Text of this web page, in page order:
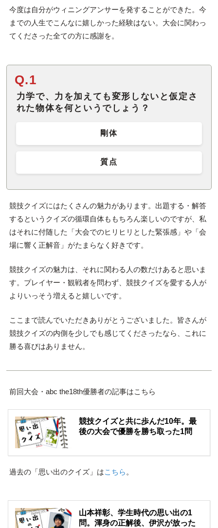
今度は自分がウィニングアンサーを発することができた。今
までの人生でこんなに嬉しかった経験はない。大会に関わっ
てくださった全ての方に感謝を。
Q.1
力学で、力を加えても変形しないと仮定さ
れた物体を何というでしょう？
剛体
質点
競技クイズにはたくさんの魅力があります。出題する・解答
するというクイズの循環自体ももちろん楽しいのですが、私
はそれに付随した「大会でのヒリヒリとした緊張感」や「会
場に響く正解音」がたまらなく好きです。
競技クイズの魅力は、それに関わる人の数だけあると思いま
す。プレイヤー・観戦者を問わず、競技クイズを愛する人が
よりいっそう増えると嬉しいです。
ここまで読んでいただきありがとうございました。皆さんが
競技クイズの内側を少しでも感じてくださったなら、これに
勝る喜びはありません。
前回大会・abc the18th優勝者の記事はこちら
競技クイズと共に歩んだ10年。最
後の大会で優勝を勝ち取った1問
過去の「思い出のクイズ」はこちら 。
山本祥彰、学生時代の思い出の1
問。渾身の正解後、伊沢が放った